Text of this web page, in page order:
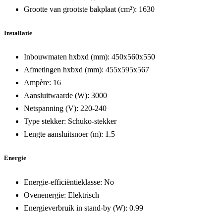
Grootte van grootste bakplaat (cm²): 1630
Installatie
Inbouwmaten hxbxd (mm): 450x560x550
Afmetingen hxbxd (mm): 455x595x567
Ampère: 16
Aansluitwaarde (W): 3000
Netspanning (V): 220-240
Type stekker: Schuko-stekker
Lengte aansluitsnoer (m): 1.5
Energie
Energie-efficiëntieklasse: No
Ovenenergie: Elektrisch
Energieverbruik in stand-by (W): 0.99